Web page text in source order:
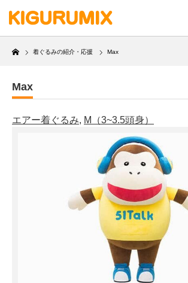
Home
着ぐるみの紹介・応援 Max
Max
エアー着ぐるみ, M（3~3.5頭身）